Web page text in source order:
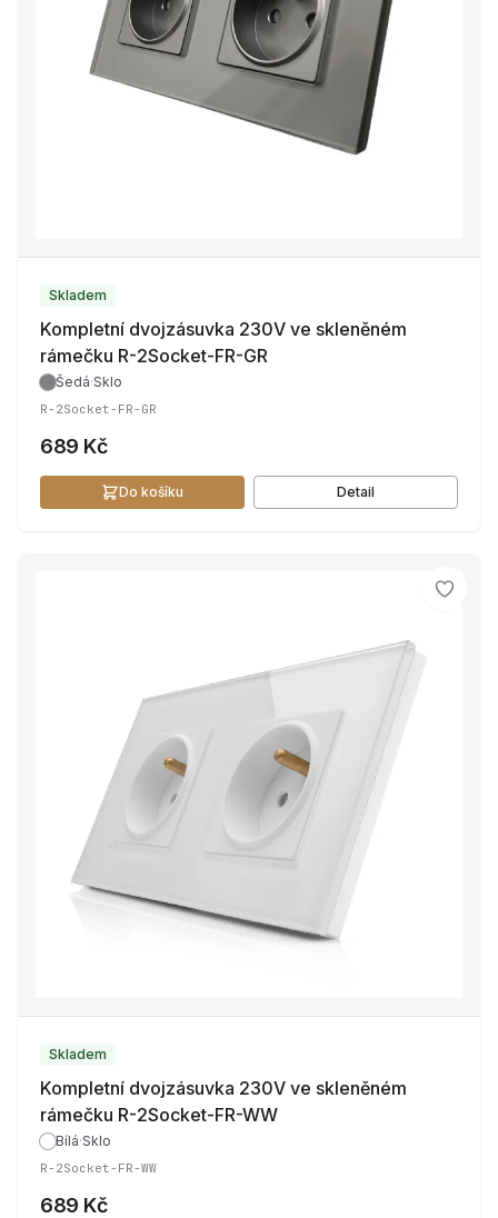
Skladem
Kompletní dvojzásuvka 230V ve skleněném
rámečku R-2Socket-FR-GR
Šedá·Sklo
R-2Socket-FR-GR
689 Kč
Do košíku Detail
Skladem
Kompletní dvojzásuvka 230V ve skleněném
rámečku R-2Socket-FR-WW
Bílá·Sklo
R-2Socket-FR-WW
689 Kč